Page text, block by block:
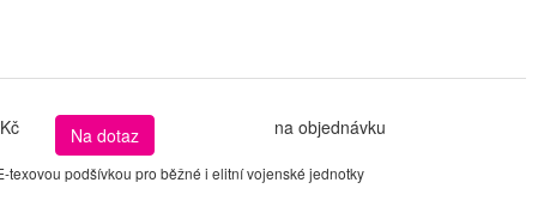
Na dotaz na objednávku
podšívkou pro běžné i elitní vojenské jednotky